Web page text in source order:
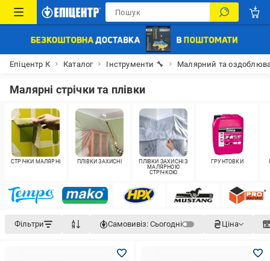
Епіцентр К Каталог Інструменти 🔧 Малярний та
Малярні стрічки та плівки
СТРІЧКИ МАЛЯРНІ ПЛІВКИ ЗАХИСНІ
ПЛІВКИ ЗАХИСНІ З
МАЛЯРНОЮ
СТРІЧКОЮ
ҐРУНТОВКИ
Фільтри Самовивіз: Сьогодні Ціна